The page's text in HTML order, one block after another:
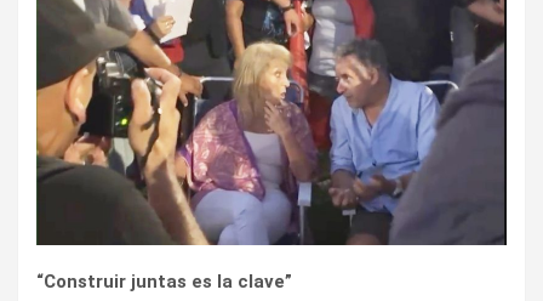
“Construir juntas es la clave”